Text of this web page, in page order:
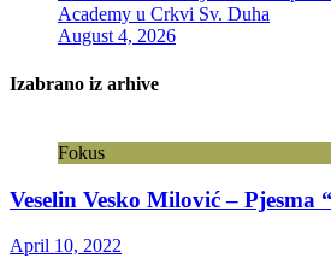
Academy u Crkvi Sv. Duha
August 4, 2026
Izabrano iz arhive
Fokus
Veselin Vesko Milović – Pjesma
April 10, 2022